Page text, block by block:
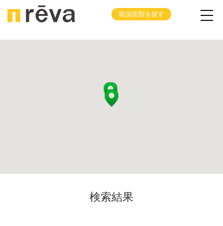
取扱医院を探す
検索結果